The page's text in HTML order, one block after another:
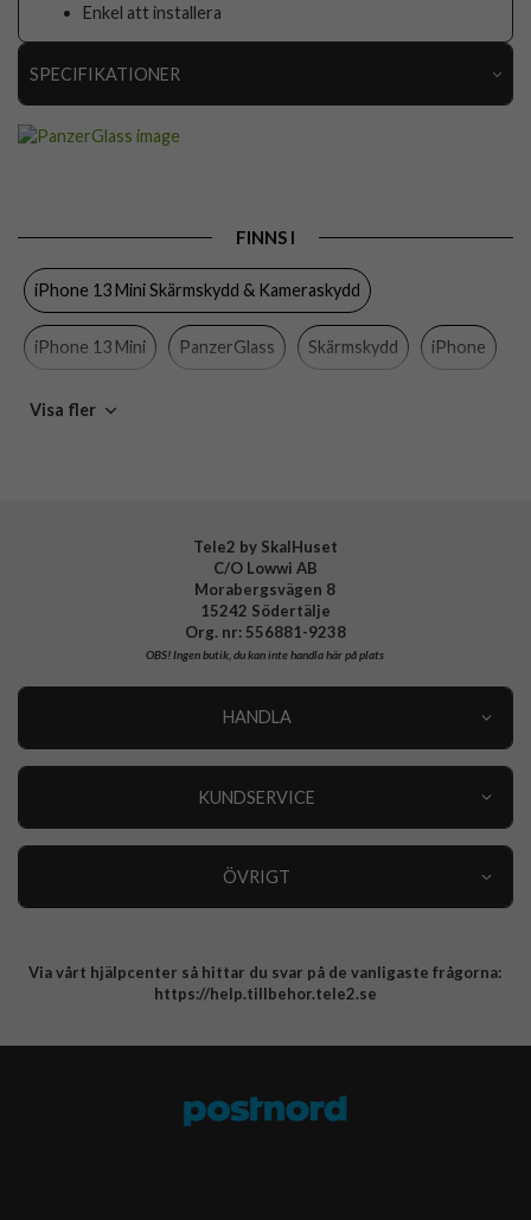
Enkel att installera
SPECIFIKATIONER
Antibakteriell, Case friendly, Kameraskydd
Färg Genomskinlig, Svart
Härdat glas
Tillverkarens art nr
FINNS I
iPhone 13 Mini Skärmskydd & Kameraskydd
iPhone 13 Mini PanzerGlass Skärmskydd iPhone
Mobiltillbehör
Visa fler
Tele2 by SkalHuset
C/O Lowwi AB
Morabergsvägen 8
15242 Södertälje
Org. nr: 556881-9238
OBS!Ingen butik, du kan inte handla här på plats
HANDLA
KUNDSERVICE
ÖVRIGT
Integritetspolicy
Via vårt hjälpcenter så hittar du svar på de vanligaste frågorna:
https://help.tillbehor.tele2.se